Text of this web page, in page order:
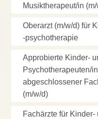
Musiktherapeut/in
Oberarzt (m/w/d) für
-psychotherapie
Approbierte Kinder-
Psychotherapeuten/
abgeschlossener
(m/w/d)
Fachärzte für